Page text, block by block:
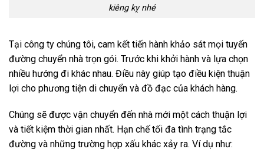
kiêng kỵ nhé
Tại công ty chúng tôi, cam kết tiến hành khảo sát mọi tuyến
đường chuyển nhà trọn gói. Trước khi khởi hành và lựa chọn
nhiều hướng đi khác nhau. Điều này giúp tạo điều kiện thuận
lợi cho phương tiện di chuyển và đồ đạc của khách hàng.
Chúng sẽ được vận chuyển đến nhà mới một cách thuận lợi
và tiết kiệm thời gian nhất. Hạn chế tối đa tình trạng tắc
đường và những trường hợp xấu khác xảy ra. Ví dụ như: